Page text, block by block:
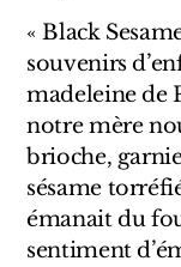
« Black
souvenirs
madeleine de
notre mère
brioche,
sésame
émanait du
sentiment
Perris Monte-carlo
Robert Piguet
Sensatio
Trudon
Marques Italiennes